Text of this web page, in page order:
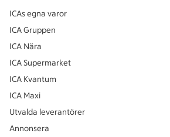
ICAs egna varor
ICA Gruppen
ICA Nära
ICA Supermarket
ICA Kvantum
ICA Maxi
Utvalda leverantörer
Annonsera